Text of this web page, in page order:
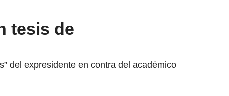
tesis de
del expresidente en contra del académico